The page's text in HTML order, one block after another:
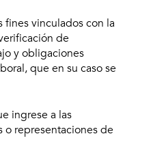
fines vinculados con la
de
y obligaciones
que en su caso se
ingrese a las
o representaciones de